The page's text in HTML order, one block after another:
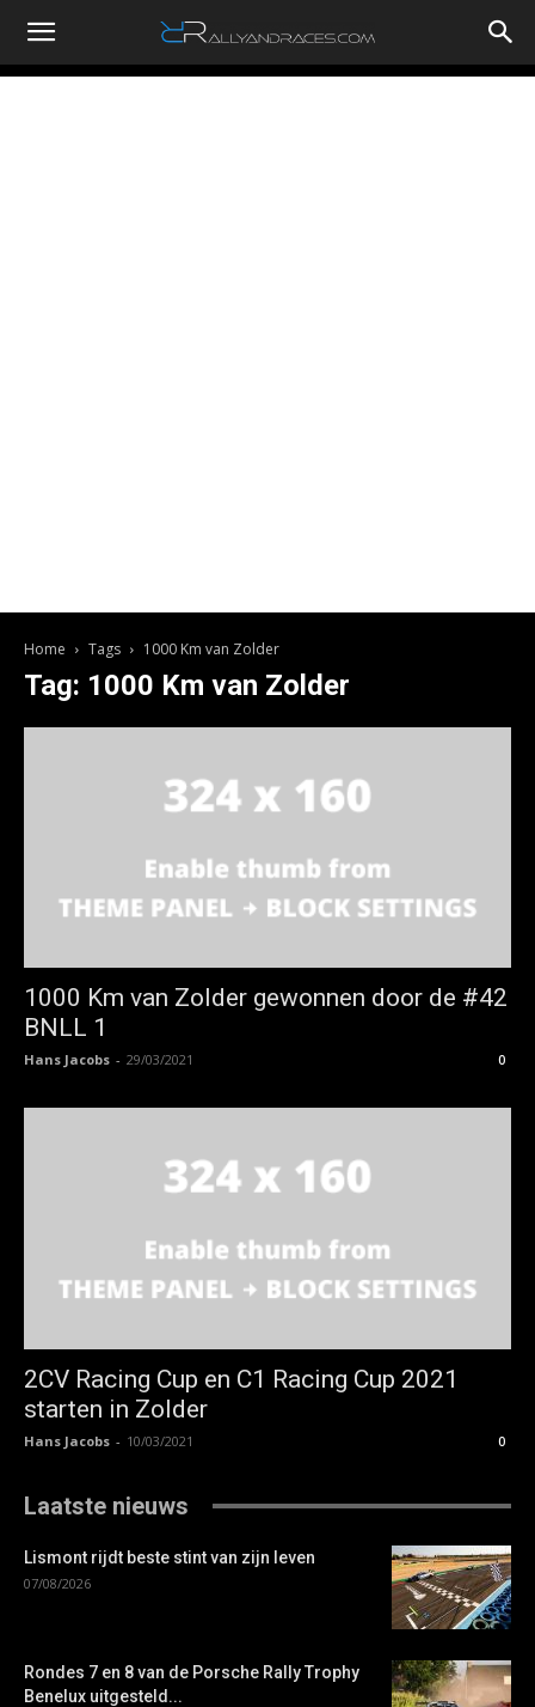
RallyandRaces.com
Home Tags 1000 Km van Zolder
Tag: 1000 Km van Zolder
1000 Km van Zolder gewonnen door de #42
BNLL 1
Hans Jacobs - 29/03/2021 0
2CV Racing Cup en C1 Racing Cup 2021
starten in Zolder
Hans Jacobs - 10/03/2021 0
Laatste nieuws
Lismont rijdt beste stint van zijn leven
07/08/2026
Rondes 7 en 8 van de Porsche Rally Trophy
Benelux uitgesteld...